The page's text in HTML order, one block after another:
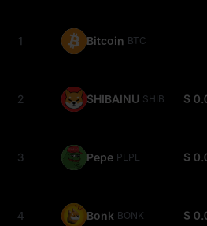
1 Bitcoin BTC
2 SHIBAINU SHIB
3 Pepe PEPE
4 Bonk BONK